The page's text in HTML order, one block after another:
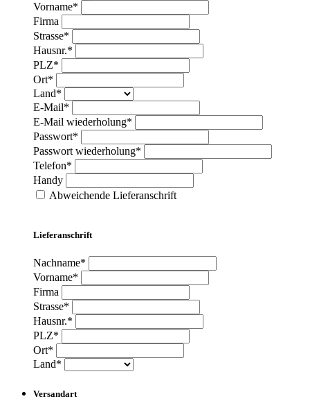
Vorname*
Firma
Strasse*
Hausnr.*
PLZ*
Ort*
Land*
E-Mail*
E-Mail wiederholung*
Passwort*
Passwort wiederholung*
Telefon*
Handy
Abweichende Lieferanschrift
Lieferanschrift
Nachname*
Vorname*
Firma
Strasse*
Hausnr.*
PLZ*
Ort*
Land*
Versandart